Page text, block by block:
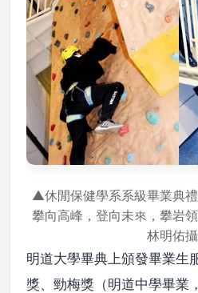
▲休閒保健學系系級畢業典
攀向高峰，登向未來，攀岩
林明佑攝
明道大學畢典上頒發畢業生
獎、勁梅獎（明道中學畢業